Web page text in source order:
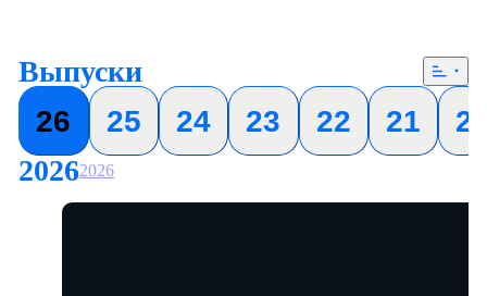
Выпуски
26
25 24 23 22 21
20262026